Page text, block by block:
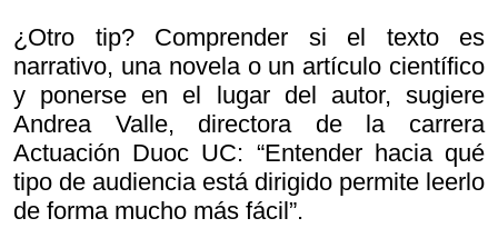
¿Otro tip? Comprender si el texto es
narrativo, una novela o un artículo científico
y ponerse en el lugar del autor, sugiere
Andrea Valle, directora de la carrera
Actuación Duoc UC: “Entender hacia qué
tipo de audiencia está dirigido permite leerlo
de forma mucho más fácil”.